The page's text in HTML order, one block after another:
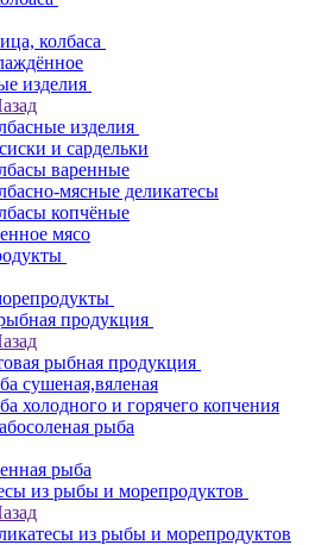
колбаса
изделия
изделия
и сардельки
варенные
мясные деликатесы
копчёные
мясо
продукция
рыбная продукция
сушеная,вяленая
холодного и горячего копчения
рыба
рыба
из рыбы и морепродуктов
из рыбы и морепродуктов